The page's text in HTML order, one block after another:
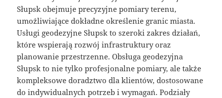
Słupsk obejmuje precyzyjne pomiary terenu,
umożliwiające dokładne określenie granic miasta.
Usługi geodezyjne Słupsk to szeroki zakres działań,
które wspierają rozwój infrastruktury oraz
planowanie przestrzenne. Obsługa geodezyjna
Słupsk to nie tylko profesjonalne pomiary, ale także
kompleksowe doradztwo dla klientów, dostosowane
do indywidualnych potrzeb i wymagań. Podziały